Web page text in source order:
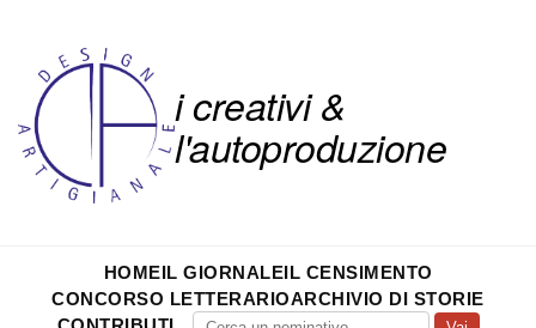
i creativi &
l'autoproduzione
HOMEIL GIORNALEIL CENSIMENTO
CONCORSO LETTERARIOARCHIVIO DI STORIE